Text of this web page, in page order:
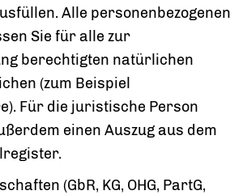
Alle personenbezogenen
Sie für alle zur
berechtigten natürlichen
(zum Beispiel
Für die juristische Person
einen Auszug aus dem
(GbR, KG, OHG, PartG,